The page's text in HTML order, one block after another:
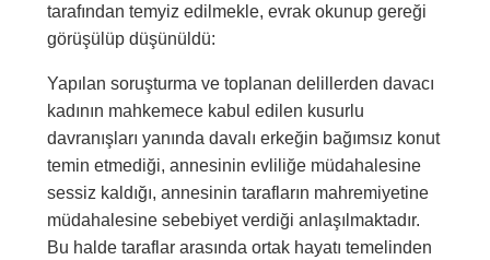
tarafından temyiz edilmekle, evrak okunup gereği
görüşülüp düşünüldü:
Yapılan soruşturma ve toplanan delillerden davacı
kadının mahkemece kabul edilen kusurlu
davranışları yanında davalı erkeğin bağımsız konut
temin etmediği, annesinin evliliğe müdahalesine
sessiz kaldığı, annesinin tarafların mahremiyetine
müdahalesine sebebiyet verdiği anlaşılmaktadır.
Bu halde taraflar arasında ortak hayatı temelinden